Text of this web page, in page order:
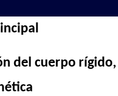
del cuerpo rígido,